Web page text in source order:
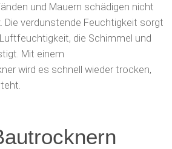
und Mauern schädigen nicht
Die verdunstende Feuchtigkeit sorgt
die Schimmel und
Mit einem
wird es schnell wieder trocken,